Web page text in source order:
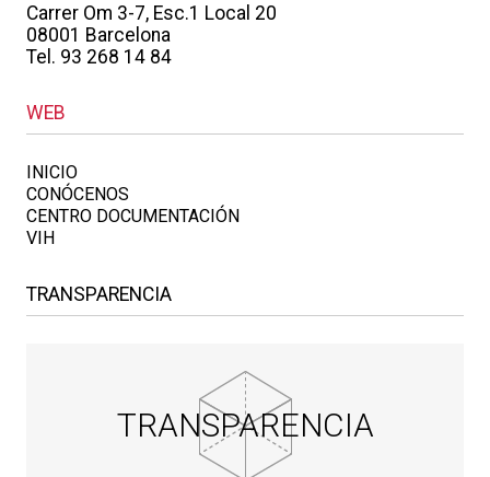
Carrer Om 3-7, Esc.1 Local 20
08001 Barcelona
Tel. 93 268 14 84
WEB
INICIO
CONÓCENOS
CENTRO DOCUMENTACIÓN
VIH
TRANSPARENCIA
TRANSPARENCIA